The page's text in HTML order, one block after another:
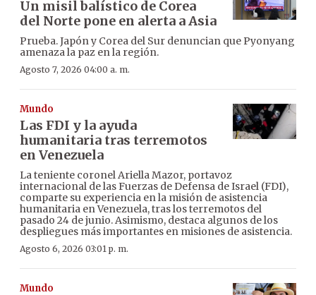
Un misil balístico de Corea
del Norte pone en alerta a Asia
Prueba. Japón y Corea del Sur denuncian que Pyonyang
amenaza la paz en la región.
Agosto 7, 2026 04:00 a. m.
Mundo
Las FDI y la ayuda
humanitaria tras terremotos
en Venezuela
La teniente coronel Ariella Mazor, portavoz
internacional de las Fuerzas de Defensa de Israel (FDI),
comparte su experiencia en la misión de asistencia
humanitaria en Venezuela, tras los terremotos del
pasado 24 de junio. Asimismo, destaca algunos de los
despliegues más importantes en misiones de asistencia.
Agosto 6, 2026 03:01 p. m.
Mundo